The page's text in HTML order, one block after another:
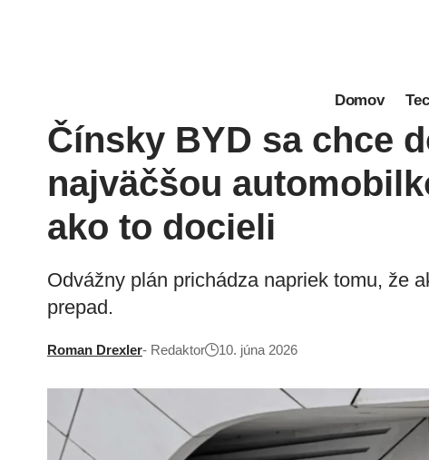
Domov
Čínsky BYD sa chce
najväčšou
ako to docieli
Odvážny plán prichádza napriek tomu, že
prepad.
Roman Drexler- Redaktor 10. júna 2026